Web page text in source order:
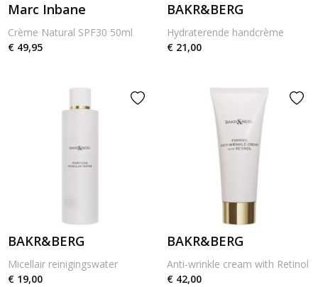
Marc Inbane
Crème Natural SPF30 50ml
€ 49,95
BAKR&BERG
Hydraterende handcrème
€ 21,00
BAKR&BERG
Micellair reinigingswater
€ 19,00
BAKR&BERG
Anti-wrinkle cream with Retinol
€ 42,00